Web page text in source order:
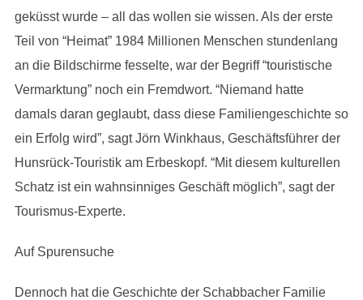
geküsst wurde – all das wollen sie wissen. Als der erste
Teil von “Heimat” 1984 Millionen Menschen stundenlang
an die Bildschirme fesselte, war der Begriff “touristische
Vermarktung” noch ein Fremdwort. “Niemand hatte
damals daran geglaubt, dass diese Familiengeschichte so
ein Erfolg wird”, sagt Jörn Winkhaus, Geschäftsführer der
Hunsrück-Touristik am Erbeskopf. “Mit diesem kulturellen
Schatz ist ein wahnsinniges Geschäft möglich”, sagt der
Tourismus-Experte.
Auf Spurensuche
Dennoch hat die Geschichte der Schabbacher Familie